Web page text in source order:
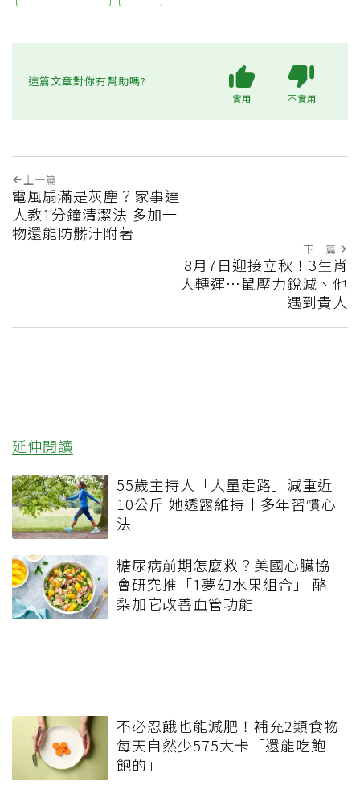
這篇文章對你有幫助嗎?
實用 不實用
上一篇
電風扇滿是灰塵？家事達
人教1分鐘清潔法 多加一
物還能防髒汙附著
下一篇
8月7日迎接立秋！3生肖
大轉運…鼠壓力銳減、他
遇到貴人
延伸閱讀
55歲主持人「大量走路」減重近
10公斤 她透露維持十多年習慣心
法
糖尿病前期怎麼救？美國心臟協
會研究推「1夢幻水果組合」 酪
梨加它改善血管功能
不必忍餓也能減肥！補充2類食物
每天自然少575大卡「還能吃飽
飽的」